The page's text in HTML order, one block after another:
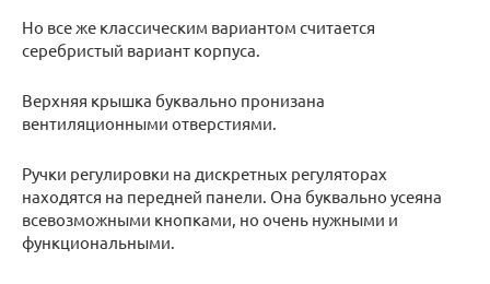
Но все же классическим вариантом считается
серебристый вариант корпуса.
Верхняя крышка буквально пронизана
вентиляционными отверстиями.
Ручки регулировки на дискретных регуляторах
находятся на передней панели. Она буквально усеяна
всевозможными кнопками, но очень нужными и
функциональными.